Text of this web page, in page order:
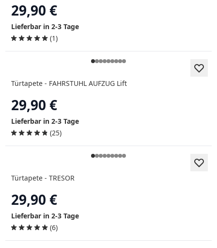
29,90 €
Lieferbar in 2-3 Tage
(1)
Türtapete - FAHRSTUHL AUFZUG Lift
29,90 €
Lieferbar in 2-3 Tage
(25)
Türtapete - TRESOR
29,90 €
Lieferbar in 2-3 Tage
(6)